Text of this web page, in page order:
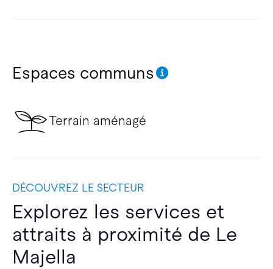
Espaces communs
Terrain aménagé
DÉCOUVREZ LE SECTEUR
Explorez les services et
attraits à proximité de Le
Majella